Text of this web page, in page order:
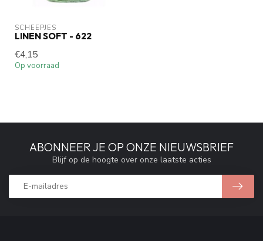
SCHEEPJES
LINEN SOFT - 622
€4,15
Op voorraad
ABONNEER JE OP ONZE NIEUWSBRIEF
Blijf op de hoogte over onze laatste acties